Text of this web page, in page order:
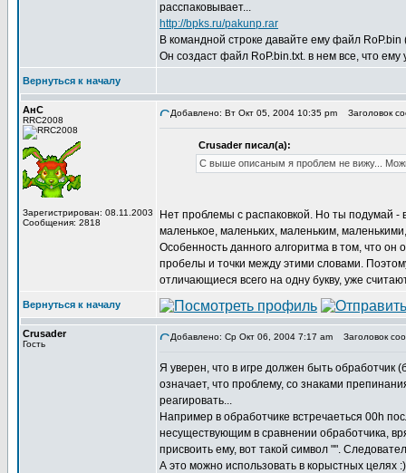
расспаковывает...
http://bpks.ru/pakunp.rar
В командной строке давайте ему файл RoP.bin
Он создаст файл RoP.bin.txt. в нем все, что ему
Вернуться к началу
АнС
RRC2008
Зарегистрирован: 08.11.2003
Сообщения: 2818
Добавлено: Вт Окт 05, 2004 10:35 pm Заголовок
Crusader писал(а):
С выше описаным я проблем не вижу...
Нет проблемы с распаковкой. Но ты подумай -
маленькое, маленьких, маленьким,
Особенность данного алгоритма в том, что он
пробелы и точки между этими словами.
отличающиеся всего на одну букву, уже
Вернуться к началу
Crusader
Гость
Добавлено: Ср Окт 06, 2004 7:17 am Заголовок
Я уверен, что в игре должен быть обработчик
означает, что проблему, со знаками
реагировать...
Например в обработчике встречаеться 00h
несуществующим в сравнении обработчика,
присвоить ему, вот такой символ "".
А это можно использовать в корыстных целях :)